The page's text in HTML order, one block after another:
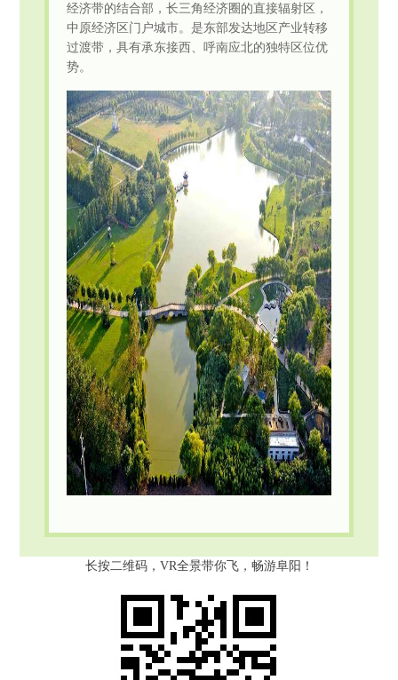
经济带的结合部，长三角经济圈的直接辐射区，
中原经济区门户城市。是东部发达地区产业转移
过渡带，具有承东接西、呼南应北的独特区位优
势。
长按二维码，VR全景带你飞，畅游阜阳！